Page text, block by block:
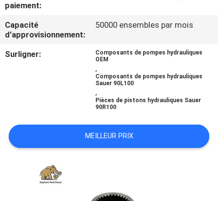
QUALITÉ
CONTACTEZ-
NOUS
CAS
PLAN
paiement:
Capacité
d'approvisionnement:
50000 ensembles par mois
Surligner:
Composants de pompes hydrauliques
OEM
,
Composants de pompes hydrauliques
Sauer 90L100
,
Pièces de pistons hydrauliques Sauer
90R100
MEILLEUR PRIX